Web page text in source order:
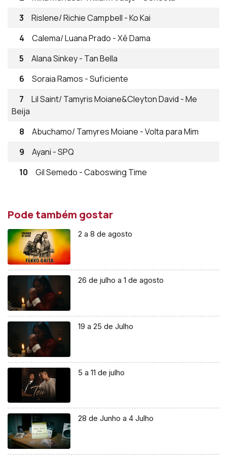
3
Rislene/ Richie Campbell - Ko Kai
4
Calema/ Luana Prado - Xê Dama
5
Alana Sinkey - Tan Bella
6
Soraia Ramos - Suficiente
7
Lil Saint/ Tamyris Moiane&Cleyton David - Me
Beija
8
Abuchamo/ Tamyres Moiane - Volta para Mim
9
Ayani - SPQ
10
Gil Semedo - Caboswing Time
Pode também gostar
2 a 8 de agosto
26 de julho a 1 de agosto
19 a 25 de Julho
5 a 11 de julho
28 de Junho a 4 Julho